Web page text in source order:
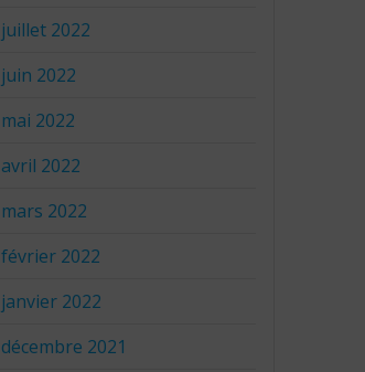
juillet 2022
juin 2022
mai 2022
avril 2022
mars 2022
février 2022
janvier 2022
décembre 2021